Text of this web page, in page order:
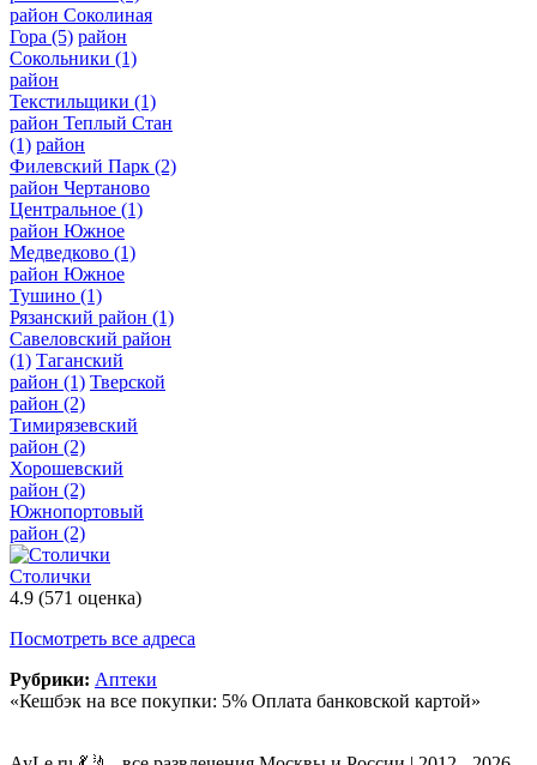
район Соколиная
Гора (5) район
Сокольники (1)
район
Текстильщики (1)
район Теплый Стан
(1) район
Филевский Парк (2)
район Чертаново
Центральное (1)
район Южное
Медведково (1)
район Южное
Тушино (1)
Рязанский район (1)
Савеловский район
(1) Таганский
район (1) Тверской
район (2)
Тимирязевский
район (2)
Хорошевский
район (2)
Южнопортовый
район (2)
Столички
4.9 (571 оценка)
Посмотреть все адреса
Рубрики: Аптеки
«Кешбэк на все покупки: 5% Оплата банковской картой»